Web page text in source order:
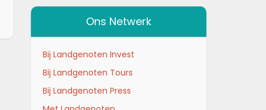
Ons Netwerk
Bij Landgenoten Invest
Bij Landgenoten Tours
Bij Landgenoten Press